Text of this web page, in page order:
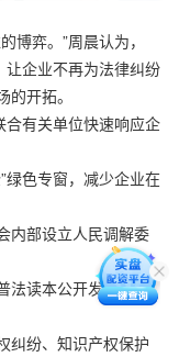
博弈。”周晨认为，
让企业不再为法律纠纷
开拓。
合有关单位快速响应企
绿色专窗，减少企业在
内部设立人民调解委
法读本公开发布，为
纠纷、知识产权保护